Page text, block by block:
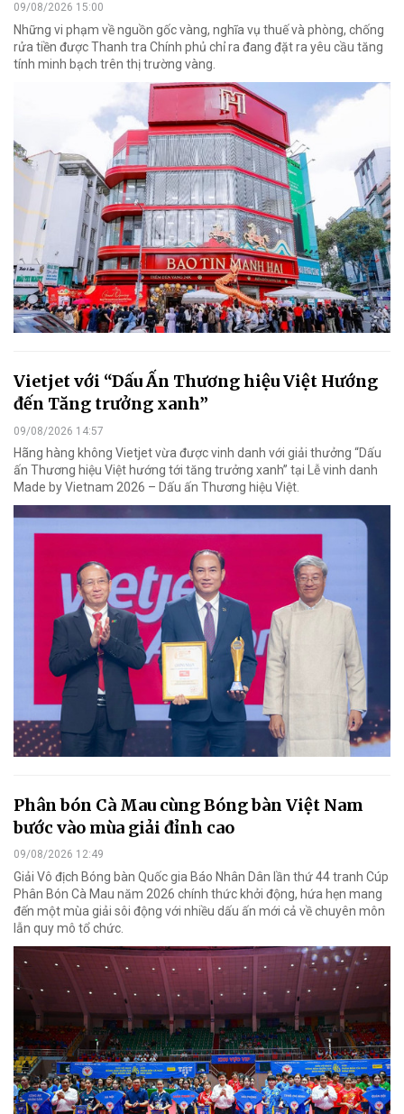
09/08/2026 15:00
Những vi phạm về nguồn gốc vàng, nghĩa vụ thuế và phòng, chống
rửa tiền được Thanh tra Chính phủ chỉ ra đang đặt ra yêu cầu tăng
tính minh bạch trên thị trường vàng.
Vietjet với “Dấu Ấn Thương hiệu Việt Hướng
đến Tăng trưởng xanh”
09/08/2026 14:57
Hãng hàng không Vietjet vừa được vinh danh với giải thưởng “Dấu
ấn Thương hiệu Việt hướng tới tăng trưởng xanh” tại Lễ vinh danh
Made by Vietnam 2026 – Dấu ấn Thương hiệu Việt.
Phân bón Cà Mau cùng Bóng bàn Việt Nam
bước vào mùa giải đỉnh cao
09/08/2026 12:49
Giải Vô địch Bóng bàn Quốc gia Báo Nhân Dân lần thứ 44 tranh Cúp
Phân Bón Cà Mau năm 2026 chính thức khởi động, hứa hẹn mang
đến một mùa giải sôi động với nhiều dấu ấn mới cả về chuyên môn
lẫn quy mô tổ chức.